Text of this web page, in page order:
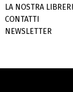
LA NOSTRA
CONTATTI
NEWSLETTER